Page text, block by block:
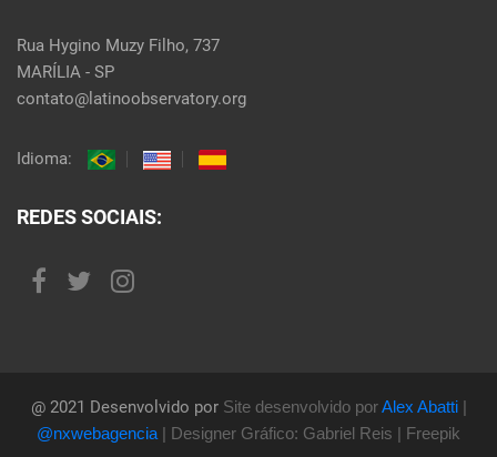
Rua Hygino Muzy Filho, 737
MARÍLIA - SP
contato@latinoobservatory.org
Idioma:
REDES SOCIAIS:
@ 2021 Desenvolvido porSite desenvolvido porAlex Abatti|
@nxwebagencia | Designer Gráfico: Gabriel Reis | Freepik